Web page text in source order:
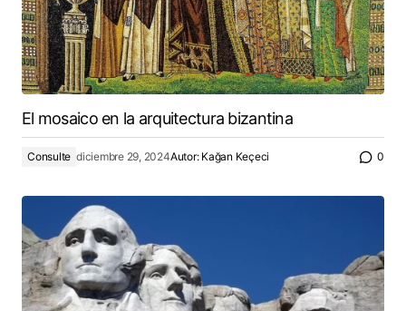
El mosaico en la arquitectura bizantina
Consulte diciembre 29, 2024Autor: Kağan Keçeci 0